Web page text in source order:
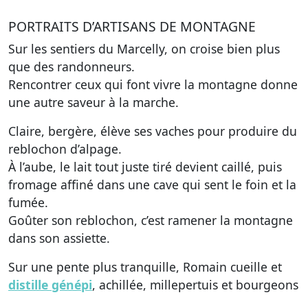
PORTRAITS D’ARTISANS DE MONTAGNE
Sur les sentiers du Marcelly, on croise bien plus
que des randonneurs.
Rencontrer ceux qui font vivre la montagne donne
une autre saveur à la marche.
Claire, bergère, élève ses vaches pour produire du
reblochon d’alpage.
À l’aube, le lait tout juste tiré devient caillé, puis
fromage affiné dans une cave qui sent le foin et la
fumée.
Goûter son reblochon, c’est ramener la montagne
dans son assiette.
Sur une pente plus tranquille, Romain cueille et
distille génépi, achillée, millepertuis et bourgeons